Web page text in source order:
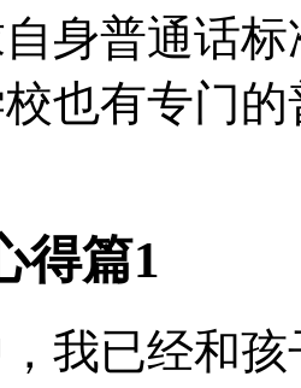
身普通话
也有专门
得篇1
我已经和